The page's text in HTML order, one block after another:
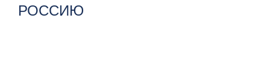
РОССИЮ